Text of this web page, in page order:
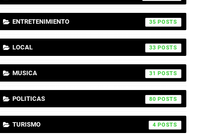
ENTRETENIMIENTO 35
LOCAL 33
MUSICA 31
POLITICAS 80
TURISMO 4